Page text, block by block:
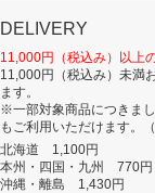
DELIVERY
11,000円（税込み）以上
11,000円（税込み）未満
ます。
※一部対象商品につきま
もご利用いただけます。
北海道 1,100円
本州・四国・九州 770円
沖縄・離島 1,430円